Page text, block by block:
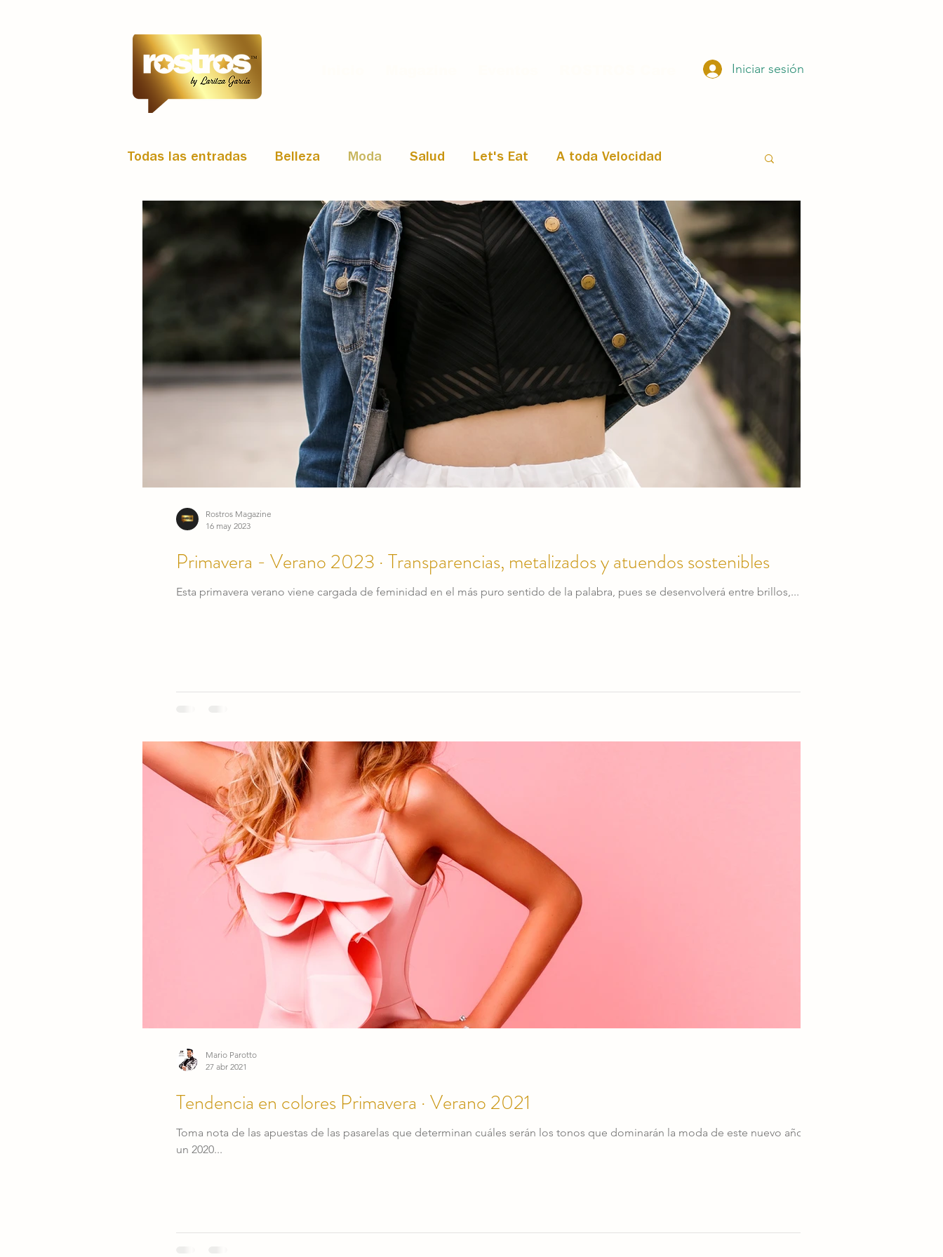
Iniciar sesión
Todas las entradas Belleza Moda Salud Let's Eat A toda Velocidad
Arte y Espectáculo Tu Mente · Coaching Emprendimiento Entrevistas Sexología
Portada Estilo de Vida
HISPANAS LÍDERES DE LA COMUNIDAD
Primavera - Verano 2023 · Transparencias, metalizados y atuendos sostenibles
Esta primavera verano viene cargada de feminidad en el más puro sentido de la palabra, pues se desenvolverá entre brillos,...
Rostros Magazine
16 may 2023
Tendencia en colores Primavera · Verano 2021
Toma nota de las apuestas de las pasarelas que determinan cuáles serán los tonos que dominarán la moda de este nuevo año. Tras
un 2020...
Mario Parotto
27 abr 2021